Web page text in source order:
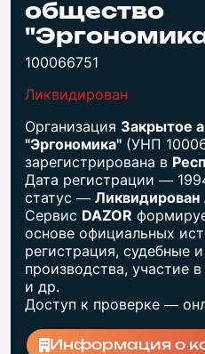
общество
100066751
Ликвидирован
Организация Закрытое
"Эргономика" (УНП
зарегистрирована в
Дата регистрации —
статус — Ликвидирован .
Сервис DAZOR
основе официальных
регистрация, судебные
производства, участие
и др.
Доступ к проверке —
Информация о